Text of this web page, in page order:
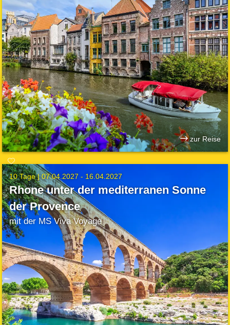
zur Reise
10 Tage |07.04.2027 - 16.04.2027
Rhone unter der mediterranen Sonne
der Provence
mit der MS Viva Voyage